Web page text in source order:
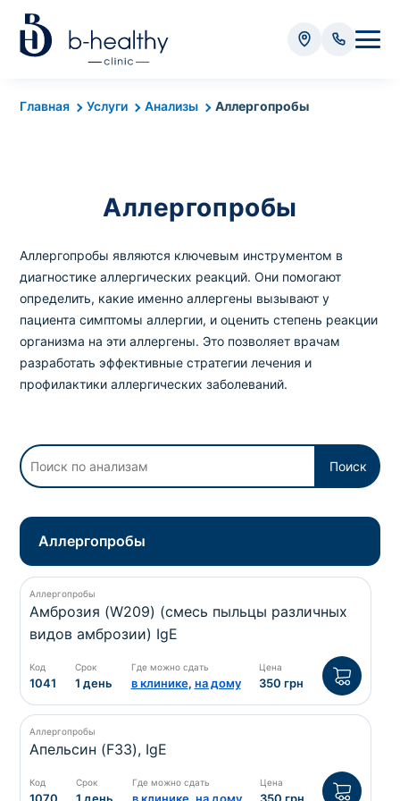
Главная Услуги Анализы Аллергопробы
Аллергопробы
Аллергопробы являются ключевым инструментом в
диагностике аллергических реакций. Они помогают
определить, какие именно аллергены вызывают у
пациента симптомы аллергии, и оценить степень реакции
организма на эти аллергены. Это позволяет врачам
разработать эффективные стратегии лечения и
профилактики аллергических заболеваний.
Поиск
Аллергопробы
Аллергопробы
Амброзия (W209) (смесь пыльцы различных
видов амброзии) IgE
Код
1041
Срок
1 день
Где можно сдать
в клинике, на дому
Цена
350 грн
Аллергопробы
Апельсин (F33), IgE
Код Срок Где можно сдать Цена
Анализы
Стоимость забора биоматериала (кроме
Итого: 0 грн
Попередній запис на дослідження не
виконує лікар – необхідий
специалисту.
Сохранить
Ваше имя
Номер телефона*